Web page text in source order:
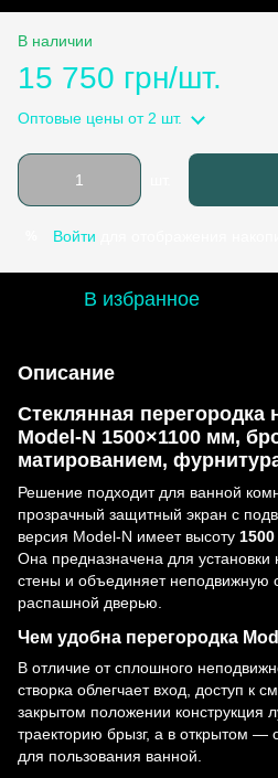
В наличии
15 750 грн/шт.
Оптовые цены от 2 шт.
Войти
В избранное
Описание
Стеклянная перегородка
Model-N 1500×1100 мм,
матированием,
Решение подходит для ванной
прозрачный защитный экран с
версия Model-N имеет высоту
Она предназначена для установки
стены и объединяет неподвижную
распашной дверью.
Чем удобна перегородка
В отличие от сплошного
створка облегчает вход, доступ к
закрытом положении конструкция
траекторию брызг, а в открытом —
для пользования ванной.